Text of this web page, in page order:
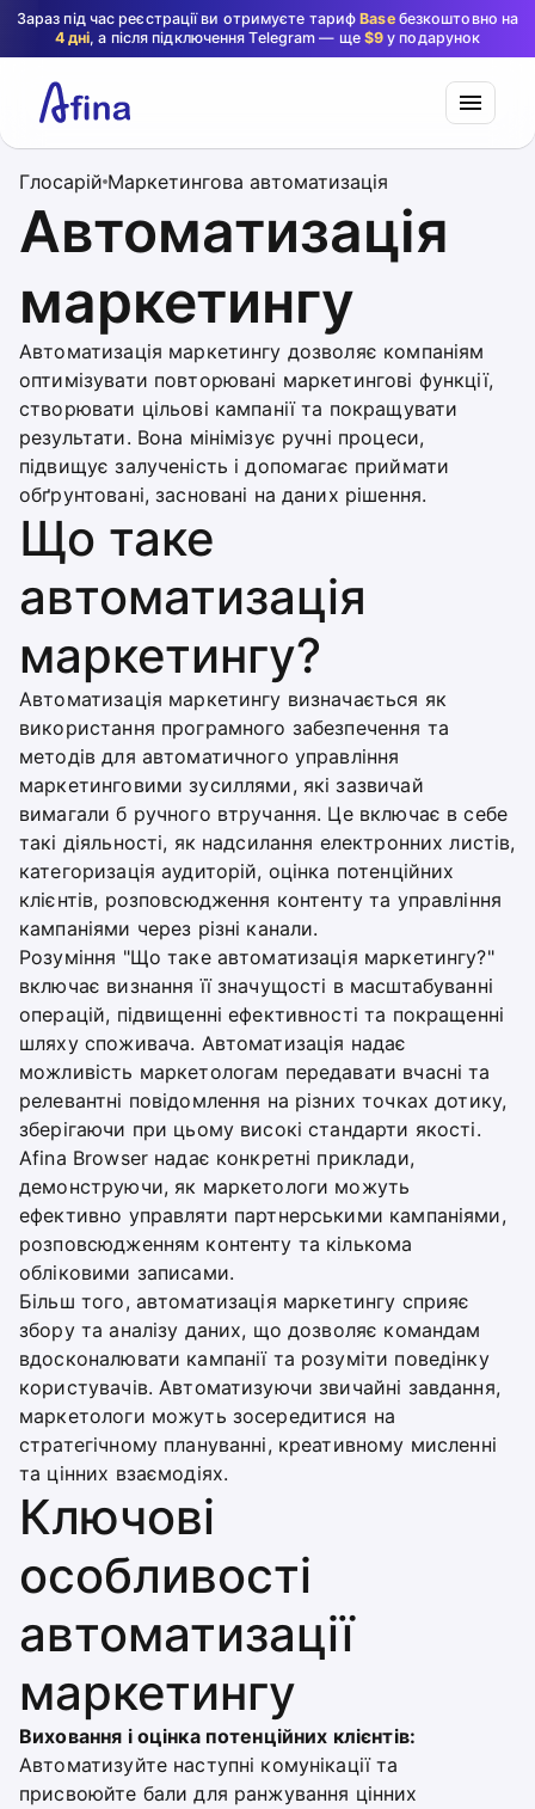
Зараз під час реєстрації ви отримуєте тарифBaseбезкоштовно на
4 дні, а після підключення Telegram — ще $9 у подарунок
Глосарій Маркетингова автоматизація
Автоматизація
маркетингу
Автоматизація маркетингу дозволяє компаніям
оптимізувати повторювані маркетингові функції,
створювати цільові кампанії та покращувати
результати. Вона мінімізує ручні процеси,
підвищує залученість і допомагає приймати
обґрунтовані, засновані на даних рішення.
Що таке
автоматизація
маркетингу?
Автоматизація маркетингу визначається як
використання програмного забезпечення та
методів для автоматичного управління
маркетинговими зусиллями, які зазвичай
вимагали б ручного втручання. Це включає в себе
такі діяльності, як надсилання електронних листів,
категоризація аудиторій, оцінка потенційних
клієнтів, розповсюдження контенту та управління
кампаніями через різні канали.
Розуміння "Що таке автоматизація маркетингу?"
включає визнання її значущості в масштабуванні
операцій, підвищенні ефективності та покращенні
шляху споживача. Автоматизація надає
можливість маркетологам передавати вчасні та
релевантні повідомлення на різних точках дотику,
зберігаючи при цьому високі стандарти якості.
Afina Browser надає конкретні приклади,
демонструючи, як маркетологи можуть
ефективно управляти партнерськими кампаніями,
розповсюдженням контенту та кількома
обліковими записами.
Більш того, автоматизація маркетингу сприяє
збору та аналізу даних, що дозволяє командам
вдосконалювати кампанії та розуміти поведінку
користувачів. Автоматизуючи звичайні завдання,
маркетологи можуть зосередитися на
стратегічному плануванні, креативному мисленні
та цінних взаємодіях.
Ключові
особливості
автоматизації
маркетингу
Виховання і оцінка потенційних клієнтів:
Автоматизуйте наступні комунікації та
присвоюйте бали для ранжування цінних